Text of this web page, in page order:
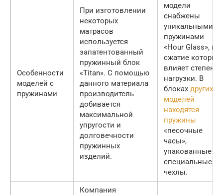
Особенности
моделей с
пружинами
При изготовлении
некоторых
матрасов
используется
запатентованный
пружинный блок
«Titan». С помощью
данного материала
производитель
добивается
максимальной
упругости и
долговечности
пружинных
изделий.
модели
снабжены
уникальными
пружинами
«Hour Glass», на
сжатие которых
влияет степень
нагрузки. В
блоках других
моделей
находятся
пружины
«песочные
часы»,
упакованные в
специальные
чехлы.
Компания